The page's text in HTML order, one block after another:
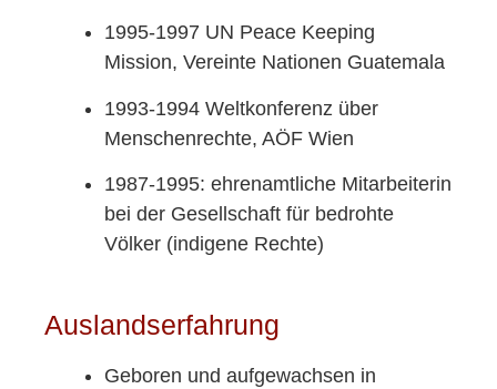
1995-1997 UN Peace Keeping
Mission, Vereinte Nationen Guatemala
1993-1994 Weltkonferenz über
Menschenrechte, AÖF Wien
1987-1995: ehrenamtliche Mitarbeiterin
bei der Gesellschaft für bedrohte
Völker (indigene Rechte)
Auslandserfahrung
Geboren und aufgewachsen in